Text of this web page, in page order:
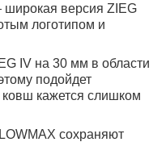
версия ZIEG
логотипом и
IV на 30 мм в области
подойдет
кажется слишком
сохраняют